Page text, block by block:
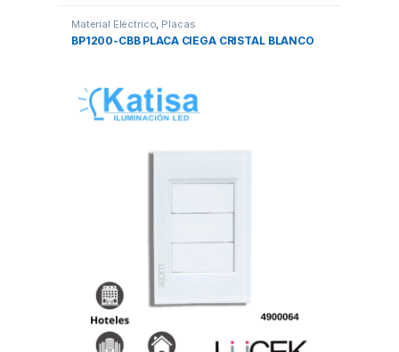
Material Eléctrico Placas
BP1200-CBB PLACA CIEGA CRISTAL BLANCO